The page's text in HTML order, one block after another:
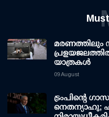
മരണത്തിലും
യാത്രകള്‍
09 August
ട്രംപിന്റെ
നെതന്യാഹു;